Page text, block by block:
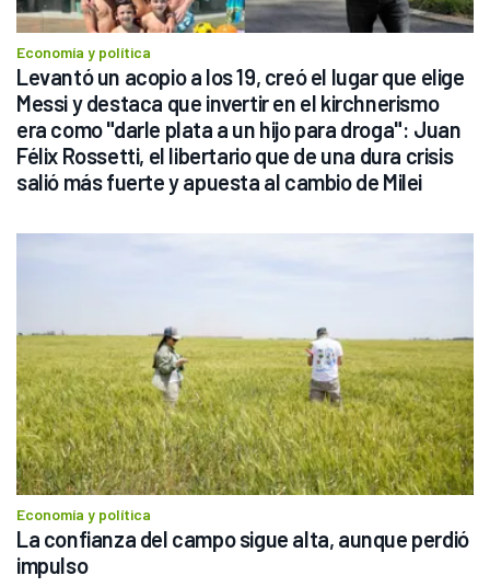
Economía y política
Levantó un acopio a los 19, creó el lugar que elige
Messi y destaca que invertir en el kirchnerismo
era como "darle plata a un hijo para droga": Juan
Félix Rossetti, el libertario que de una dura crisis
salió más fuerte y apuesta al cambio de Milei
Economía y política
La confianza del campo sigue alta, aunque perdió
impulso